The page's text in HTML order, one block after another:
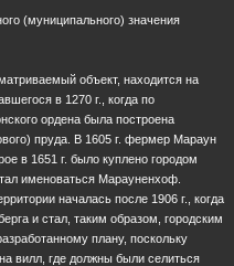
(муниципального) значения
объект, находится на
в 1270 г., когда по
ордена была построена
пруда. В 1605 г. фермер Мараун
в 1651 г. было куплено городом
именоваться Марауненхоф.
началась после 1906 г., когда
и стал, таким образом, городским
плану, поскольку
вилл, где должны были селиться